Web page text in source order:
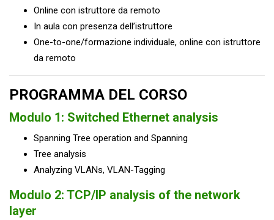
Online con istruttore da remoto
In aula con presenza dell’istruttore
One-to-one/formazione individuale, online con istruttore
da remoto
PROGRAMMA DEL CORSO
Modulo 1: Switched Ethernet analysis
Spanning Tree operation and Spanning
Tree analysis
Analyzing VLANs, VLAN-Tagging
Modulo 2: TCP/IP analysis of the network
layer